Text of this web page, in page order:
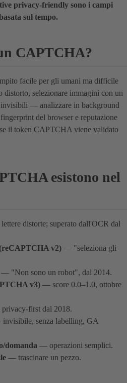
privacy-friendly sono i campi
sul tempo.
CAPTCHA?
facile per gli umani ma difficile
distorto, selezionare immagini con un
— analizzare in background
del browser e reputazione
il token CAPTCHA viene validato
esistono nel
distorte; superato dall'OCR dal
v2) — "seleziona gli
— "Non sono un robot", dal 2014.
v3) — score 0.0–1.0, ottobre
first dal 2018.
senza labelling, GA
domanda — operazioni semplici.
— trascinare un pezzo.